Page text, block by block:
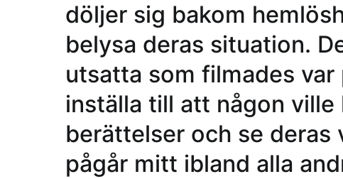
döljer sig bakom
belysa deras situation.
utsatta som filmades
inställa till att någon ville
berättelser och se deras
pågår mitt ibland alla